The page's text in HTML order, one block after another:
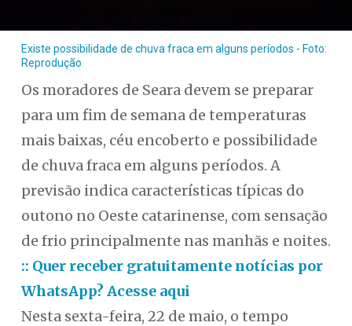
Existe possibilidade de chuva fraca em alguns períodos - Foto:
Reprodução
Os moradores de Seara devem se preparar
para um fim de semana de temperaturas
mais baixas, céu encoberto e possibilidade
de chuva fraca em alguns períodos. A
previsão indica características típicas do
outono no Oeste catarinense, com sensação
de frio principalmente nas manhãs e noites.
:: Quer receber gratuitamente notícias por
WhatsApp? Acesse aqui
Nesta sexta-feira, 22 de maio, o tempo